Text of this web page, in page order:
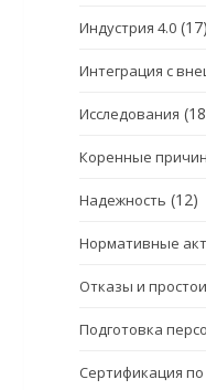
Индустрия 4.0 (17)
Интеграция с
Исследования
Коренные
Надежность (12)
Нормативные
Отказы и простои
Подготовка
Сертификация по